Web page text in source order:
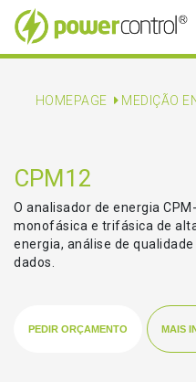
HOMEPAGE MEDIÇÃO
CPM12
O analisador de energia
monofásica e trifásica de
energia, análise de
dados.
PEDIR ORÇAMENTO MAIS